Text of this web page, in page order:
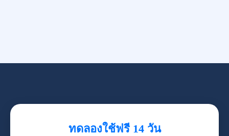
ทดลองใช้ฟรี 14 วัน